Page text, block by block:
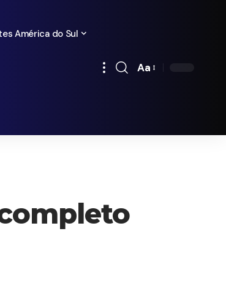
América do Sul
Aa